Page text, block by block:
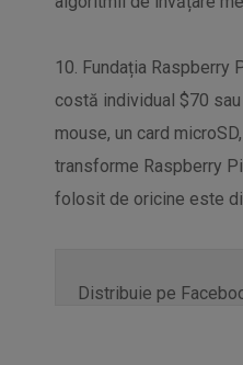
10. Fundația Raspberry
costă individual $70
mouse, un card
transforme Raspberry
folosit de oricine este
Distribuie pe